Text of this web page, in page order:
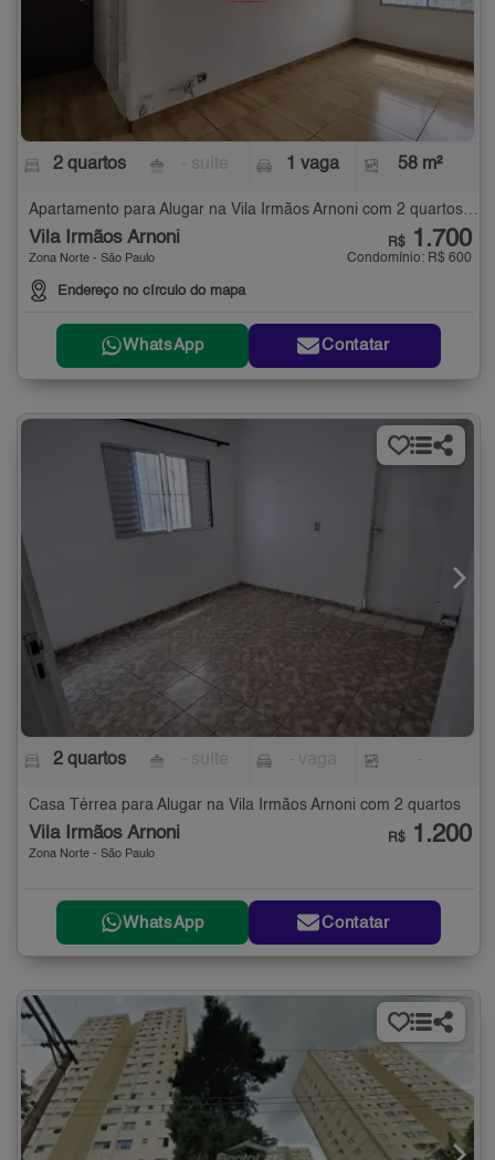
2 quartos 1 vaga 58 m²
Vila Irmãos Arnoni
Zona Norte - São Paulo
Endereço no círculo do mapa
R$ 1.700
Condomínio: R$ 600
WhatsApp Contatar
2 quartos
Casa Térrea para Alugar na Vila Irmãos Arnoni com 2 quartos
Vila Irmãos Arnoni
Zona Norte - São Paulo
R$ 1.200
WhatsApp Contatar